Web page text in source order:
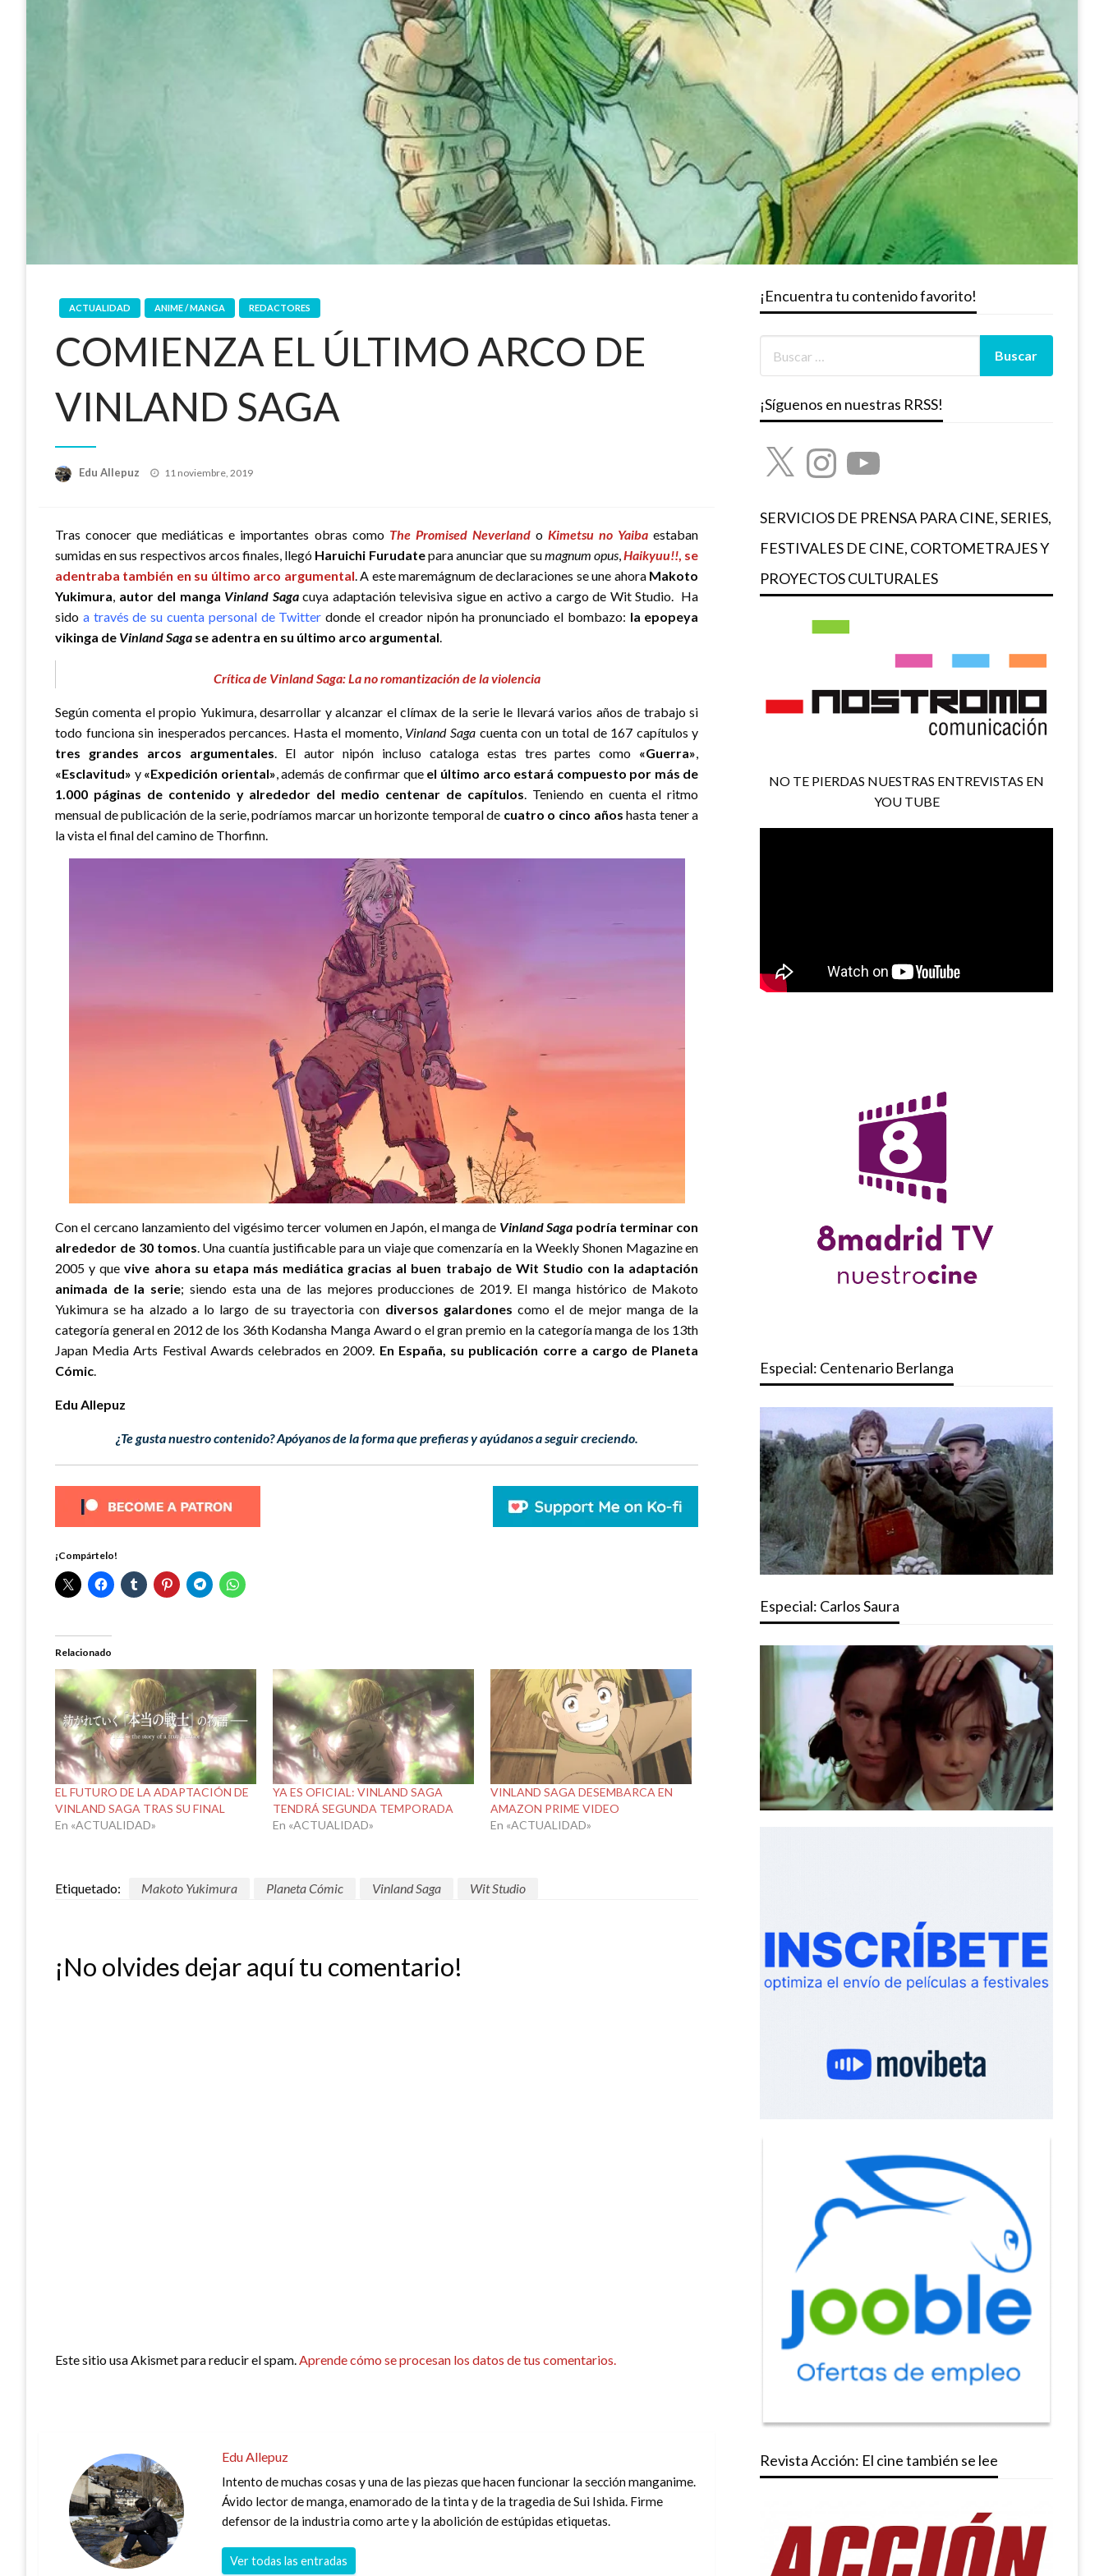
ACTUALIDAD ANIME / MANGA REDACTORES
COMIENZA EL ÚLTIMO ARCO DE
VINLAND SAGA
Edu Allepuz
Publicado
11 noviembre, 2019
Tras conocer que mediáticas e importantes obras como The Promised NeverlandoKimetsu no Yaiba estaban
sumidas en sus respectivos arcos finales, llegó Haruichi Furudatepara anunciar que sumagnum opus,Haikyuu!!, se
adentraba también en su último arco argumental. A este maremágnum de declaraciones se une ahora Makoto
Yukimura, autor del manga Vinland Sagacuya adaptación televisiva sigue en activo a cargo de Wit Studio. Ha
sido a través de su cuenta personal de Twitter donde el creador nipón ha pronunciado el bombazo: la epopeya
vikinga de Vinland Saga se adentra en su último arco argumental.
Crítica de Vinland Saga: La no romantización de la violencia
Según comenta el propio Yukimura, desarrollar y alcanzar el clímax de la serie le llevará varios años de trabajo si
todo funciona sin inesperados percances. Hasta el momento, Vinland Sagacuenta con un total de 167 capítulos y
tres grandes arcos argumentales. El autor nipón incluso cataloga estas tres partes como «Guerra»,
«Esclavitud» y «Expedición oriental», además de confirmar que el último arco estará compuesto por más de
1.000 páginas de contenido y alrededor del medio centenar de capítulos. Teniendo en cuenta el ritmo
mensual de publicación de la serie, podríamos marcar un horizonte temporal de cuatro o cinco años hasta tener a
la vista el final del camino de Thorfinn.
Con el cercano lanzamiento del vigésimo tercer volumen en Japón, el manga de Vinland Saga podría terminar con
alrededor de 30 tomos. Una cuantía justificable para un viaje que comenzaría en la Weekly Shonen Magazine en
2005 y quevive ahora su etapa más mediática gracias al buen trabajo de Wit Studio con la adaptación
animada de la serie; siendo esta una de las mejores producciones de 2019. El manga histórico de Makoto
Yukimura se ha alzado a lo largo de su trayectoria con diversos galardones como el de mejor manga de la
categoría general en 2012 de los 36th Kodansha Manga Award o el gran premio en la categoría manga de los 13th
Japan Media Arts Festival Awards celebrados en 2009. En España, su publicación corre a cargo de Planeta
Cómic.
Edu Allepuz
¿Te gusta nuestro contenido? Apóyanos de la forma que prefieras y ayúdanos a seguir creciendo.
¡Compártelo!
Relacionado
EL FUTURO DE LA ADAPTACIÓN DE
VINLAND SAGA TRAS SU FINAL
En «ACTUALIDAD»
YA ES OFICIAL: VINLAND SAGA
TENDRÁ SEGUNDA TEMPORADA
En «ACTUALIDAD»
VINLAND SAGA DESEMBARCA EN
AMAZON PRIME VIDEO
En «ACTUALIDAD»
Etiquetado: Makoto Yukimura Planeta Cómic Vinland Saga Wit Studio
¡No olvides dejar aquí tu comentario!
Este sitio usa Akismet para reducir el spam.Aprende cómo se procesan los datos de tus comentarios.
Edu Allepuz
Intento de muchas cosas y una de las piezas que hacen funcionar la sección manganime.
Ávido lector de manga, enamorado de la tinta y de la tragedia de Sui Ishida. Firme
defensor de la industria como arte y la abolición de estúpidas etiquetas.
Ver todas las entradas
¡Encuentra tu contenido favorito!
¡Síguenos en nuestras RRSS!
X InstagramYouTube
SERVICIOS DE PRENSA PARA CINE, SERIES,
FESTIVALES DE CINE, CORTOMETRAJES Y
PROYECTOS CULTURALES
NO TE PIERDAS NUESTRAS ENTREVISTAS EN
YOU TUBE
Especial: Centenario Berlanga
Especial: Carlos Saura
Revista Acción: El cine también se lee